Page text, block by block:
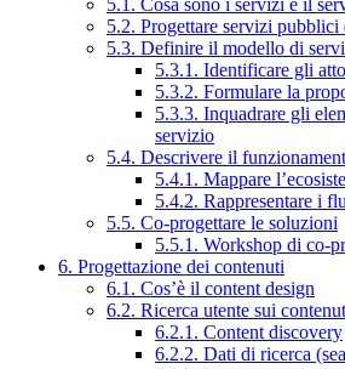
5.1. Cosa sono i servizi e il
5.2. Progettare servizi pubblici
5.3. Definire il modello di
5.3.1. Identificare gli
5.3.2. Formulare la
5.3.3. Inquadrare gli
servizio
5.4. Descrivere il
5.4.1. Mappare
5.4.2. Rappresentare i
5.5. Co-progettare le soluzioni
5.5.1. Workshop di co-
6. Progettazione dei contenuti
6.1. Cos’è il content design
6.2. Ricerca utente sui
6.2.1. Content discovery
6.2.2. Dati di ricerca